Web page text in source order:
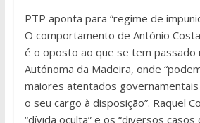
PTP aponta para “regime de
O comportamento de António
é o oposto ao que se tem passado
Autónoma da Madeira, onde
maiores atentados
o seu cargo à disposição”. Raquel
“dívida oculta” e os “diversos